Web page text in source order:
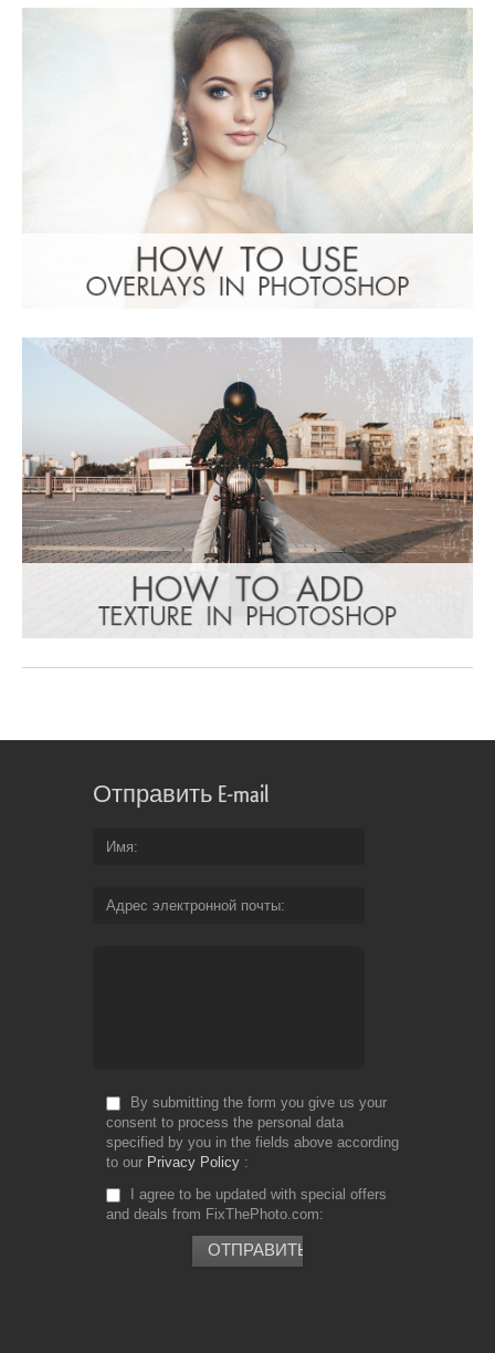
Отправить E-mail
Имя
Адрес электронной почты
By submitting the form you give us your
consent to process the personal data
specified by you in the fields above according
to our Privacy Policy
I agree to be updated with special offers
and deals from FixThePhoto.com